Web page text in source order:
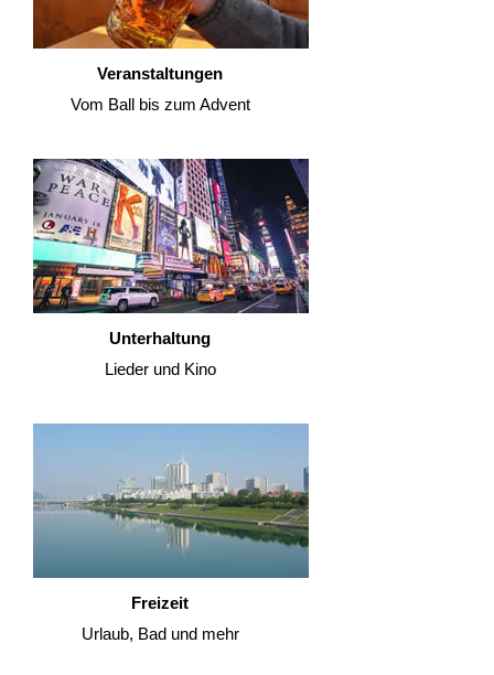
Veranstaltungen
Vom Ball bis zum Advent
Unterhaltung
Lieder und Kino
Freizeit
Urlaub, Bad und mehr